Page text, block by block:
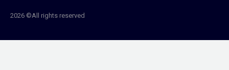
2026 ©All rights reserved